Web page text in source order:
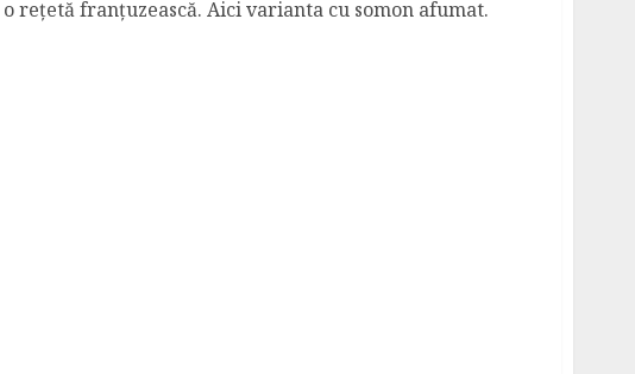
rețetă franțuzească. Aici varianta cu somon afumat.